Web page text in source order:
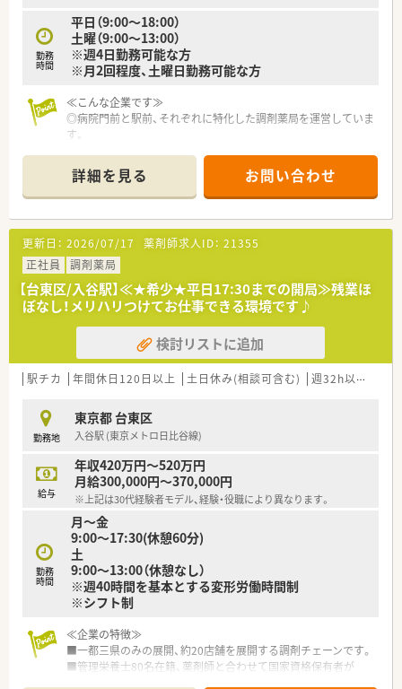
スの実績!
産休、育休取得はもちろんのこと、育児短時間勤務制度を実施
育児休業より復帰後、1日最大2時間短縮して勤務できる制度で
す。
可能♪
勤務
時間
平日（9:00～18:00）
土曜（9:00～13:00）
※週4日勤務可能な方
※月2回程度、土曜日勤務可能な方
≪こんな企業です≫
◎病院門前と駅前、それぞれに特化した調剤薬局を運営していま
す。
いただける環境です。
◎各種勉強会を積極的に実施。様々な処方にも触れる事が出来
ますので自己研鑽いただけます。
◎週20時間以上で社会保険に加入できます
≪こんな薬局です≫
■上野駅から徒歩7分！複数路線で通いやすい立地！
■総合科目を応需しているので科目に偏りなくスキルアップで
きる環境
■処方箋枚数は約80枚/日です
詳細を見る お問い合わせ
更新日： 2026/07/17 薬剤師求人ID： 21355
正社員
調剤薬局
【台東区/入谷駅】≪★希少★平日17:30までの開局≫残業ほ
ぼなし！メリハリつけてお仕事できる環境です♪
検討リストに追加
駅チカ 年間休日120日以上 土日休み(相談可含む) 週32h以上
勤務地
東京都 台東区
入谷駅 (東京メトロ日比谷線)
給与
年収420万円～520万円
月給300,000円～370,000円
※上記は30代経験者モデル、経験・役職により異なります。
勤務
時間
月～金
9:00～17:30(休憩60分)
土
9:00～13:00（休憩なし）
※週40時間を基本とする変形労働時間制
※シフト制
≪企業の特徴≫
■一都三県のみの展開、約20店舗を展開する調剤チェーンです。
■管理栄養士80名在籍、薬剤師と合わせて国家資格保有者が